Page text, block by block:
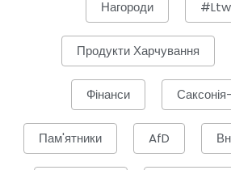
Нагороди
Продукти Харчування
Фінанси
Пам'ятники AfD